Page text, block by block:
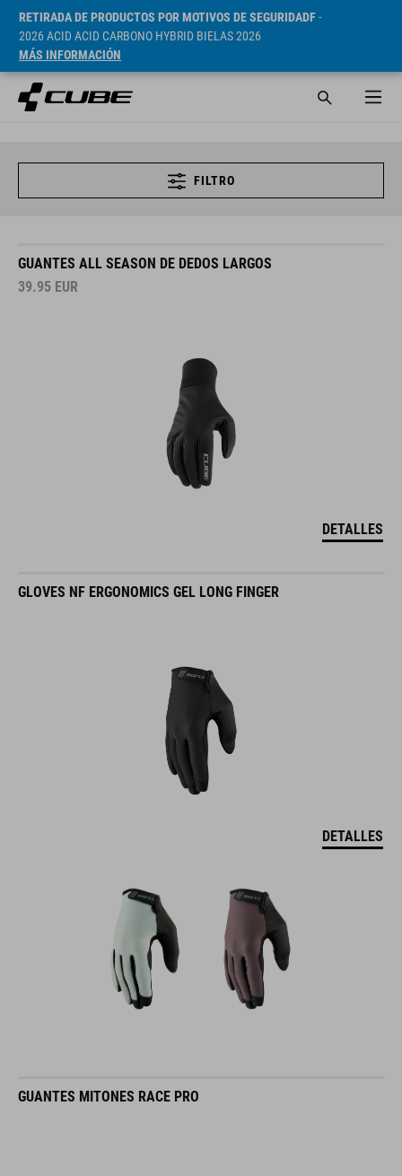
RETIRADA DE PRODUCTOS POR MOTIVOS DE SEGURIDADF-
2026 ACID ACID CARBONO HYBRID BIELAS 2026
MÁS INFORMACIÓN
FILTRO
GUANTES ALL SEASON DE DEDOS LARGOS
39.95 EUR
DETALLES
GLOVES NF ERGONOMICS GEL LONG FINGER
DETALLES
GUANTES MITONES RACE PRO